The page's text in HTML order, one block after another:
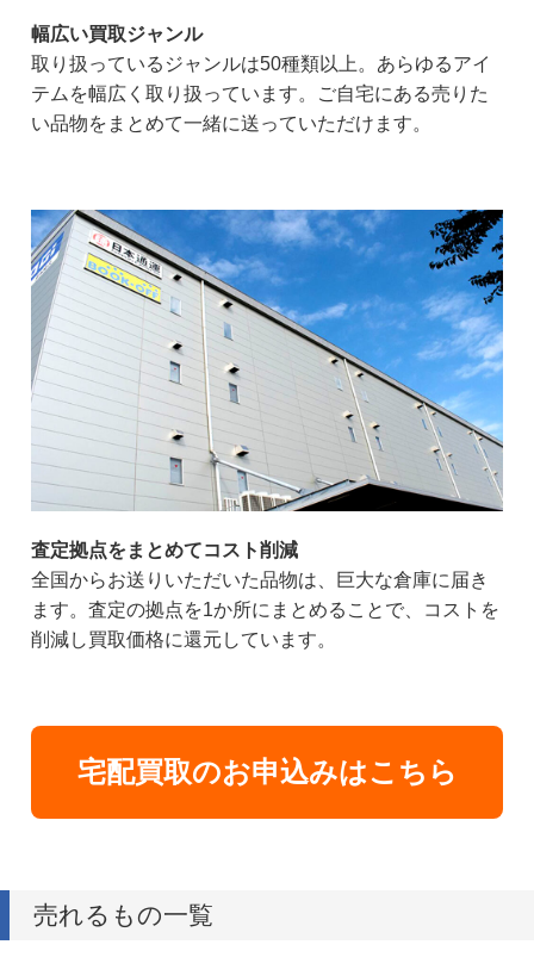
幅広い買取ジャンル
取り扱っているジャンルは50種類以上。あらゆるアイ
テムを幅広く取り扱っています。ご自宅にある売りた
い品物をまとめて一緒に送っていただけます。
査定拠点をまとめてコスト削減
全国からお送りいただいた品物は、巨大な倉庫に届き
ます。査定の拠点を1か所にまとめることで、コストを
削減し買取価格に還元しています。
宅配買取のお申込みはこちら
売れるもの一覧